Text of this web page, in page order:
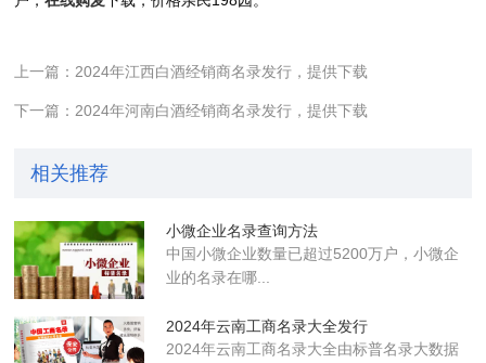
上一篇：2024年江西白酒经销商名录发行，提供下载
下一篇：2024年河南白酒经销商名录发行，提供下载
相关推荐
小微企业名录查询方法
中国小微企业数量已超过5200万户，小微企
业的名录在哪...
2024年云南工商名录大全发行
2024年云南工商名录大全由标普名录大数据